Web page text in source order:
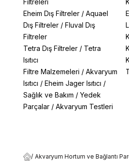
Filtreleri
Eheim Dış Filtreler / Aquael
Dış Filtreler / Fluval Dış
Filtreler
Tetra Dış Filtreler / Tetra
Isıtıcı
Filtre Malzemeleri / Akvaryum
Isıtıcı / Eheim Jager Isıtıcı /
Sağlık ve Bakım / Yedek
Parçalar / Akvaryum Testleri
/ Akvaryum Hortum ve Bağlantı